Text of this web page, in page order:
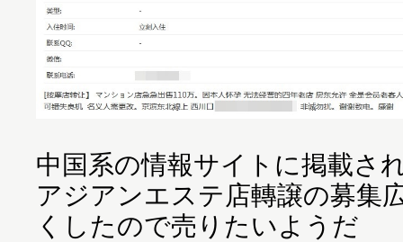
中国系の情報サイトに掲載さ
アジアンエステ店轉譲の募集
くしたので売りたいようだ